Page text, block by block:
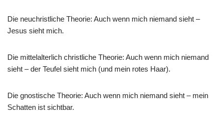
Die neuchristliche Theorie: Auch wenn mich niemand sieht –
Jesus sieht mich.
Die mittelalterlich christliche Theorie: Auch wenn mich niemand
sieht – der Teufel sieht mich (und mein rotes Haar).
Die gnostische Theorie: Auch wenn mich niemand sieht – mein
Schatten ist sichtbar.